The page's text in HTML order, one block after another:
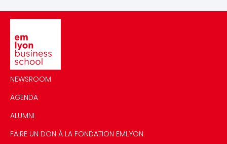
NEWSROOM
AGENDA
ALUMNI
FAIRE UN DON À LA FONDATION EMLYON